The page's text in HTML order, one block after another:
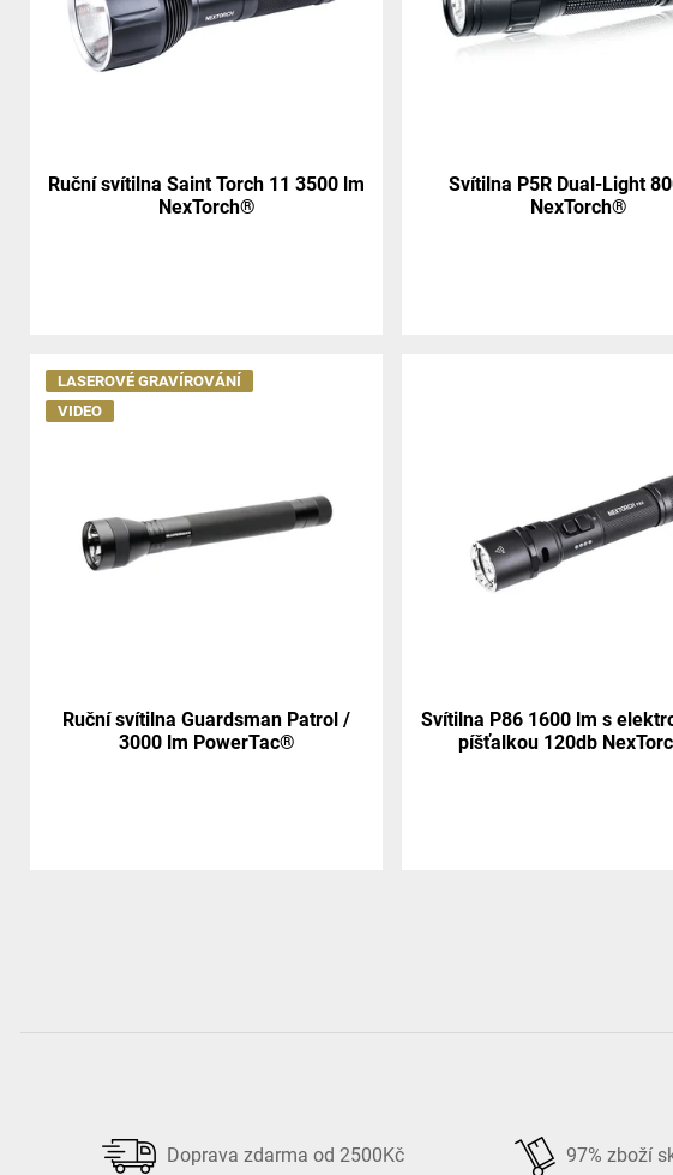
Ruční svítilna Saint Torch 11 3500 lm
NexTorch®
Svítilna P5R Dual-Light
NexTorch®
LASEROVÉ GRAVÍROVÁNÍ
VIDEO
Ruční svítilna Guardsman Patrol /
3000 lm PowerTac®
Svítilna P86 1600 lm s
píšťalkou 120db
Doprava zdarma od 2500Kč 97% zboží